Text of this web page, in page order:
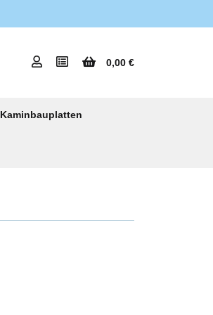
0,00 €
Kaminbauplatten